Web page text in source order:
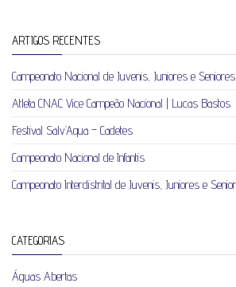
ARTIGOS RECENTES
Campeonato Nacional de Juvenis, Juniores e Seniores
Atleta CNAC Vice Campeão Nacional | Lucas Bastos
Festival Salv’Aqua – Cadetes
Campeonato Nacional de Infantis
Campeonato Interdistrital de Juvenis, Juniores e
CATEGORIAS
Águas Abertas